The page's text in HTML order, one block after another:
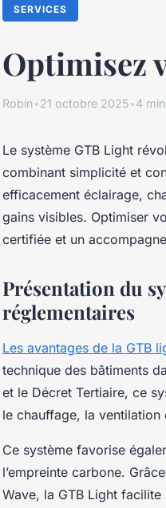
SERVICES
Optimisez
Robin•21 octobre 2025•4
Le système GTB Light
combinant simplicité et
efficacement éclairage,
gains visibles. Optimiser
certifiée et un
Présentation du
réglementaires
Les avantages de la GTB
technique des bâtiments
et le Décret Tertiaire, ce
le chauffage, la ventilation
Ce système favorise
l’empreinte carbone.
Wave, la GTB Light